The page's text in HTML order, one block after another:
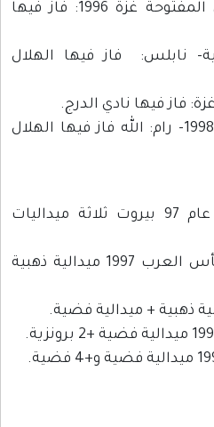
1- بطولة فلسطين الأولى المفتوحة غزة 1996: فاز فيها
نابلس: فاز فيها الهلال
4- بطولة الضفة الغربية 1998- رام: الله فاز فيها الهلال
1- الدورة العربية الثامنة عام 97 بيروت ثلاثة ميداليات
2- بطولة مصر الدولية وكأس العرب 1997 ميدالية ذهبية